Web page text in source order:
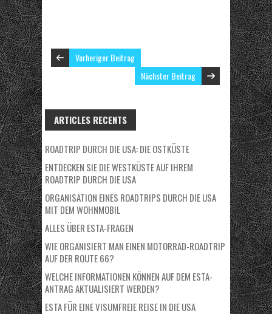
Vorheriger Beitrag
Nächster Beitrag
ARTICLES RECENTS
ROADTRIP DURCH DIE USA: DIE OSTKÜSTE
ENTDECKEN SIE DIE WESTKÜSTE AUF IHREM
ROADTRIP DURCH DIE USA
ORGANISATION EINES ROADTRIPS DURCH DIE USA
MIT DEM WOHNMOBIL
ALLES ÜBER ESTA-FRAGEN
WIE ORGANISIERT MAN EINEN MOTORRAD-ROADTRIP
AUF DER ROUTE 66?
WELCHE INFORMATIONEN KÖNNEN AUF DEM ESTA-
ANTRAG AKTUALISIERT WERDEN?
ESTA FÜR EINE VISUMFREIE REISE IN DIE USA